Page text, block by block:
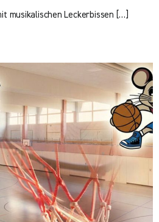
musikalischen Leckerbissen […]